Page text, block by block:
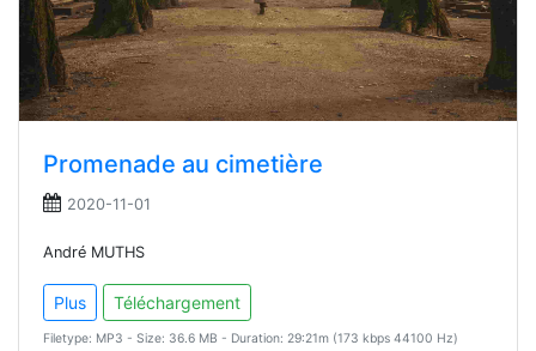
Promenade au cimetière
2020-11-01
André MUTHS
Plus Téléchargement
Filetype: MP3 - Size: 36.6 MB - Duration: 29:21m (173 kbps 44100 Hz)